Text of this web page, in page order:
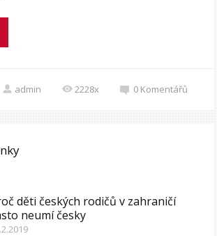
admin 2228x 0 Komentářů
děti českých rodičů v zahraničí
neumí česky